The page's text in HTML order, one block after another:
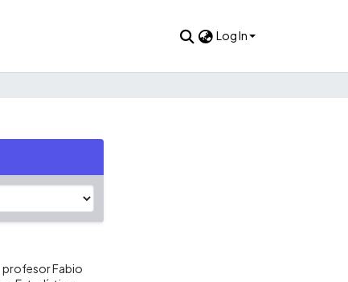
Log In
profesor Fabio